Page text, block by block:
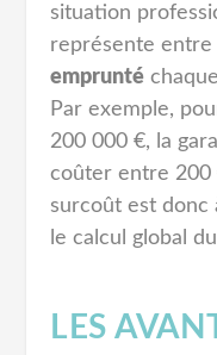
situation
représente
emprunté
Par exemple,
200 000 €, la
coûter entre 200
surcoût est donc
le calcul global
LES